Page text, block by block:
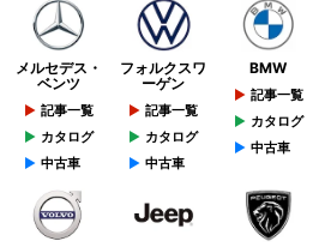
メルセデス・
ベンツ
記事一覧
カタログ
中古車
フォルクスワ
ーゲン
記事一覧
カタログ
中古車
BMW
記事一覧
カタログ
中古車